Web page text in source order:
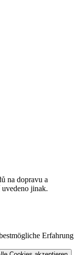
na dopravu a
jinak.
Erfahrung